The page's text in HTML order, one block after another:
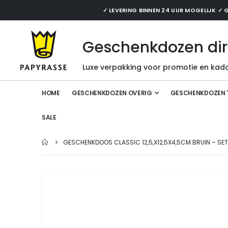
✓ LEVERING BINNEN 24 UUR MOGELIJK ✓
Geschenkdozen
Luxe verpakking voor promotie en
HOME GESCHENKDOZEN OVERIG
SALE
GESCHENKDOOS CLASSIC 12,5,X12,5X4,5CM BRUIN –